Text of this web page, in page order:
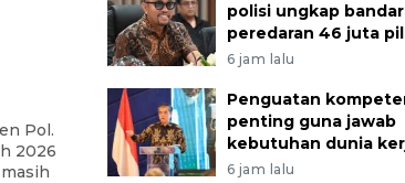
Pol.
2026
polisi ungkap
peredaran 46 juta
6 jam lalu
Penguatan
penting guna jawab
kebutuhan dunia
6 jam lalu